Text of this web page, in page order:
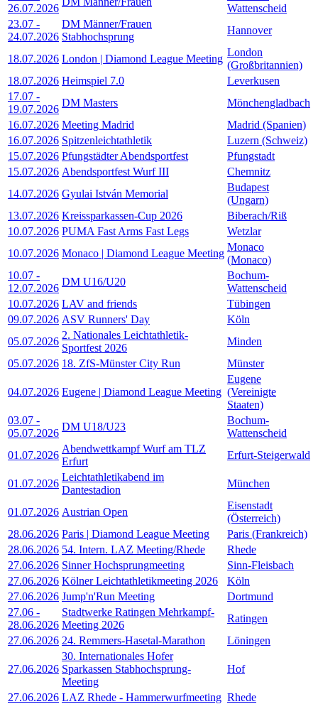
26.07.2026
Wattenscheid
23.07 -
24.07.2026
DM Männer/Frauen
Stabhochsprung
Hannover
18.07.2026 London | Diamond League Meeting
London
(Großbritannien)
18.07.2026 Heimspiel 7.0
Leverkusen
17.07 -
19.07.2026
DM Masters
Mönchengladbach
16.07.2026 Meeting Madrid
Madrid (Spanien)
16.07.2026 Spitzenleichtathletik
Luzern (Schweiz)
15.07.2026 Pfungstädter Abendsportfest
Pfungstadt
15.07.2026 Abendsportfest Wurf III
Chemnitz
14.07.2026 Gyulai István Memorial
Budapest
(Ungarn)
13.07.2026 Kreissparkassen-Cup 2026
Biberach/Riß
10.07.2026 PUMA Fast Arms Fast Legs
Wetzlar
10.07.2026 Monaco | Diamond League Meeting
Monaco
(Monaco)
10.07 -
12.07.2026
DM U16/U20
Bochum-
Wattenscheid
10.07.2026 LAV and friends
Tübingen
09.07.2026 ASV Runners' Day
Köln
05.07.2026
2. Nationales Leichtathletik-
Sportfest 2026
Minden
05.07.2026 18. ZfS-Münster City Run Münster
04.07.2026 Eugene | Diamond League Meeting
Eugene
(Vereinigte
Staaten)
03.07 -
05.07.2026
DM U18/U23
Bochum-
Wattenscheid
01.07.2026
Abendwettkampf Wurf am TLZ
Erfurt
Erfurt-Steigerwald
01.07.2026
Leichtathletikabend im
Dantestadion
München
01.07.2026 Austrian Open
Eisenstadt
(Österreich)
28.06.2026 Paris | Diamond League Meeting
Paris (Frankreich)
28.06.2026 54. Intern. LAZ Meeting/Rhede
Rhede
27.06.2026 Sinner Hochsprungmeeting
Sinn-Fleisbach
27.06.2026 Kölner Leichtathletikmeeting 2026
Köln
27.06.2026 Jump'n'Run Meeting
Dortmund
27.06 -
28.06.2026
Stadtwerke Ratingen Mehrkampf-
Meeting 2026
Ratingen
27.06.2026 24. Remmers-Hasetal-Marathon Löningen
27.06.2026
30. Internationales Hofer
Sparkassen Stabhochsprung-
Meeting
Hof
27.06.2026 LAZ Rhede - Hammerwurfmeeting Rhede